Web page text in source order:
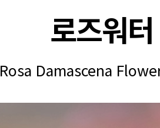
로즈워터
Rosa Damascena